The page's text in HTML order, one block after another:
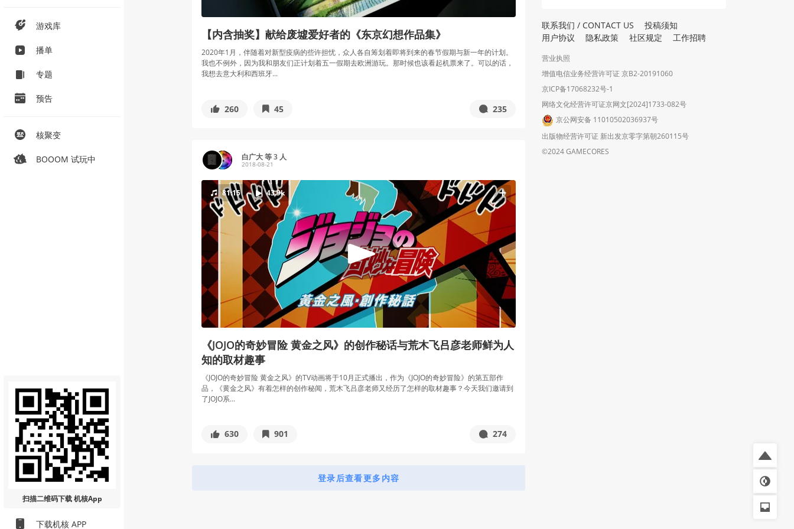
游戏库
播单
专题
预告
核聚变
BOOOM 试玩中
扫描二维码下载 机核App
下载机核 APP
【内含抽奖】献给废墟爱好者的《东京幻想作品集》
2020年1月，伴随着对新型疫病的些许担忧，众人各自筹划着即将到来的春节假期与新一年的计划。
我也不例外，因为我和朋友们正计划着五一假期去欧洲游玩。那时候也该看起机票来了。可以的话，
我想去意大利和西班牙...
260 45 235
白广大 等 3 人
2018-08-21
81:15 43.9k
《JOJO的奇妙冒险 黄金之风》的创作秘话与荒木飞吕彦老师鲜为人
知的取材趣事
《JOJO的奇妙冒险 黄金之风》的TV动画将于10月正式播出，作为《JOJO的奇妙冒险》的第五部作
品，《黄金之风》有着怎样的创作秘闻，荒木飞吕彦老师又经历了怎样的取材趣事？今天我们邀请到
了JOJO系...
630 901 274
登录后查看更多内容
联系我们 / CONTACT US
投稿须知
用户协议
隐私政策 社区规定 工作招聘
营业执照
增值电信业务经营许可证 京B2-20191060
京ICP备17068232号-1
网络文化经营许可证京网文[2024]1733-082号
京公网安备 11010502036937号
出版物经营许可证 新出发京零字第朝260115号
©2024 GAMECORES